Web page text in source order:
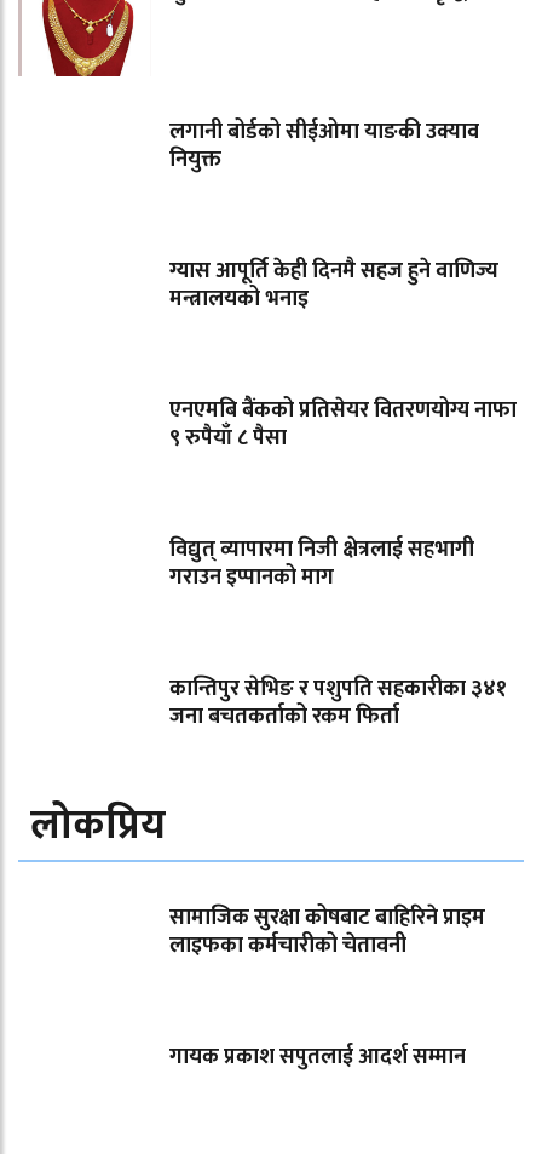
लगानी बोर्डको सीईओमा याङकी उक्याव
नियुक्त
ग्यास आपूर्ति केही दिनमै सहज हुने वाणिज्य
मन्त्रालयको भनाइ
एनएमबि बैंकको प्रतिसेयर वितरणयोग्य नाफा
९ रुपैयाँ ८ पैसा
विद्युत् व्यापारमा निजी क्षेत्रलाई सहभागी
गराउन इप्पानको माग
कान्तिपुर सेभिङ र पशुपति सहकारीका ३४१
जना बचतकर्ताको रकम फिर्ता
लोकप्रिय
सामाजिक सुरक्षा कोषबाट बाहिरिने प्राइम
लाइफका कर्मचारीको चेतावनी
गायक प्रकाश सपुतलाई आदर्श सम्मान